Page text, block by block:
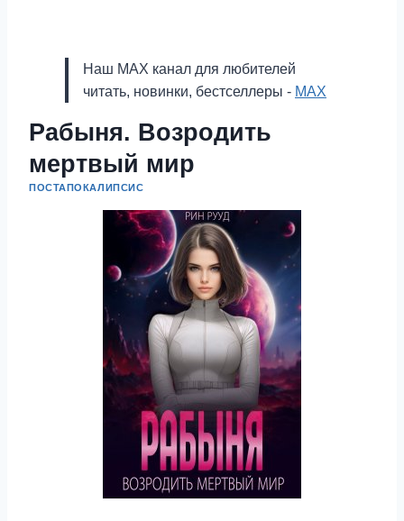
Наш MAX канал для любителей
читать, новинки, бестселлеры - MAX
Рабыня. Возродить
мертвый мир
ПОСТАПОКАЛИПСИС